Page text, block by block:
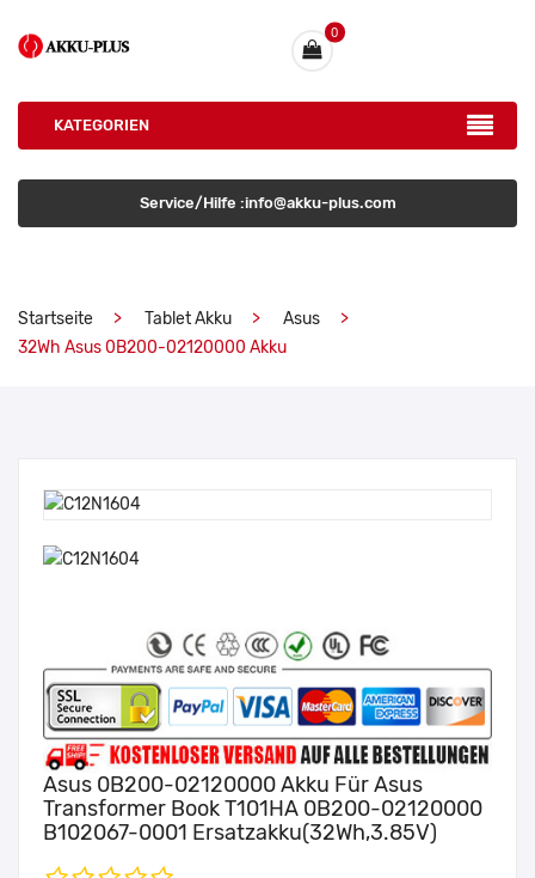
0
KATEGORIEN
Service/Hilfe :info@akku-plus.com
Startseite Tablet Akku
Asus
32Wh Asus 0B200-02120000 Akku
Asus 0B200-02120000 Akku Für Asus
Transformer Book T101HA 0B200-02120000
B102067-0001 Ersatzakku(32Wh,3.85V)